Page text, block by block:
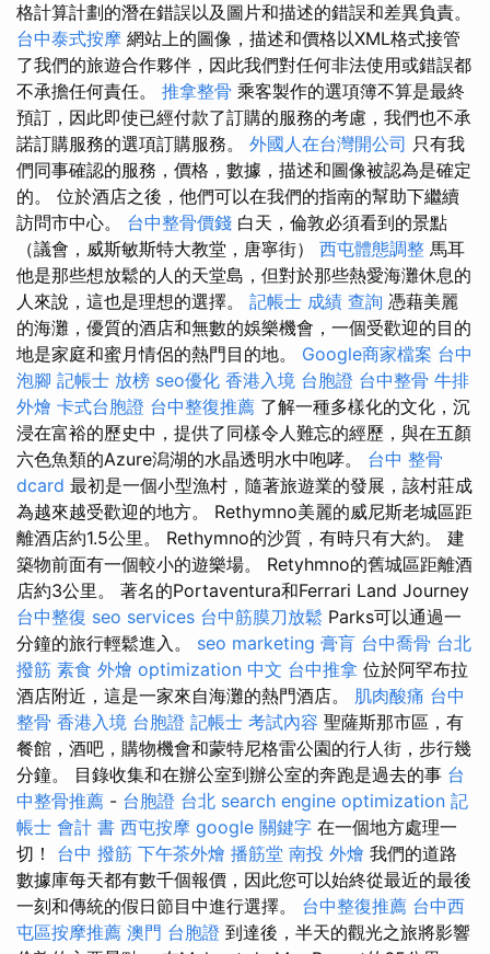
格計算計劃的潛在錯誤以及圖片和描述的錯誤和差異負責。
台中泰式按摩 網站上的圖像，描述和價格以XML格式接管
了我們的旅遊合作夥伴，因此我們對任何非法使用或錯誤都
不承擔任何責任。 推拿整骨 乘客製作的選項簿不算是最終
預訂，因此即使已經付款了訂購的服務的考慮，我們也不承
諾訂購服務的選項訂購服務。 外國人在台灣開公司 只有我
們同事確認的服務，價格，數據，描述和圖像被認為是確定
的。 位於酒店之後，他們可以在我們的指南的幫助下繼續
訪問市中心。 台中整骨價錢 白天，倫敦必須看到的景點
（議會，威斯敏斯特大教堂，唐寧街） 西屯體態調整 馬耳
他是那些想放鬆的人的天堂島，但對於那些熱愛海灘休息的
人來說，這也是理想的選擇。 記帳士 成績 查詢 憑藉美麗
的海灘，優質的酒店和無數的娛樂機會，一個受歡迎的目的
地是家庭和蜜月情侶的熱門目的地。 Google商家檔案 台中
泡腳 記帳士 放榜 seo優化 香港入境 台胞證 台中整骨 牛排
外燴 卡式台胞證 台中整復推薦 了解一種多樣化的文化，沉
浸在富裕的歷史中，提供了同樣令人難忘的經歷，與在五顏
六色魚類的Azure潟湖的水晶透明水中咆哮。 台中 整骨
dcard 最初是一個小型漁村，隨著旅遊業的發展，該村莊成
為越來越受歡迎的地方。 Rethymno美麗的威尼斯老城區距
離酒店約1.5公里。 Rethymno的沙質，有時只有大約。 建
築物前面有一個較小的遊樂場。 Retyhmno的舊城區距離酒
店約3公里。 著名的Portaventura和Ferrari Land Journey
台中整復 seo services 台中筋膜刀放鬆 Parks可以通過一
分鐘的旅行輕鬆進入。 seo marketing 膏肓 台中喬骨 台北
撥筋 素食 外燴 optimization 中文 台中推拿 位於阿罕布拉
酒店附近，這是一家來自海灘的熱門酒店。 肌肉酸痛 台中
整骨 香港入境 台胞證 記帳士 考試內容 聖薩斯那市區，有
餐館，酒吧，購物機會和蒙特尼格雷公園的行人街，步行幾
分鐘。 目錄收集和在辦公室到辦公室的奔跑是過去的事 台
中整骨推薦 - 台胞證 台北 search engine optimization 記
帳士 會計 書 西屯按摩 google 關鍵字 在一個地方處理一
切！ 台中 撥筋 下午茶外燴 播筋堂 南投 外燴 我們的道路
數據庫每天都有數千個報價，因此您可以始終從最近的最後
一刻和傳統的假日節目中進行選擇。 台中整復推薦 台中西
屯區按摩推薦 澳門 台胞證 到達後，半天的觀光之旅將影響